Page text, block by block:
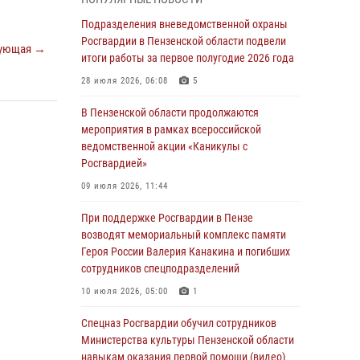
→
Телесюжет ГТРК «Россия.Пенза»: В Пензе
обвиняются семь мужчин в мошеннических
действиях (видео)
05 августа 2026, 15:50 1
легендарного генерала Яковлева
05 августа 2026, 07:00
Сотрудники пензенского ОМОН «Страж»
познакомили участников сборов «Гвардеец»
05 августа 2026, 06:15 6
В Пензе сотрудники Росгвардии оказали
помощь дезориентированному пенсионеру
05 августа 2026, 04:00
В Пензе при силовой поддержке Росгвардии
пресечена деятельность ОПГ,
Подразделения вневедомственной охраны
Росгвардии в Пензенской области подвели
итоги работы за первое полугодие 2026 года
28 июля 2026, 06:08 5
В Пензенской области продолжаются
мероприятия в рамках всероссийской
ведомственной акции «Каникулы с
Росгвардией»
09 июля 2026, 11:44
При поддержке Росгвардии в Пензе
возводят мемориальный комплекс памяти
Героя России Валерия Канакина и погибших
сотрудников спецподразделений
10 июля 2026, 05:00 1
Спецназ Росгвардии обучил сотрудников
Министерства культуры Пензенской области
навыкам оказания первой помощи (видео)